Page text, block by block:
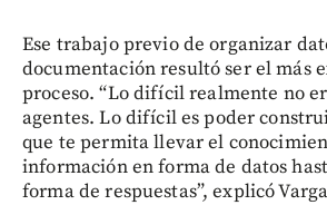
Ese trabajo previo de organizar
documentación resultó ser el más
proceso. “Lo difícil realmente no
agentes. Lo difícil es poder
que te permita llevar el
información en forma de datos
forma de respuestas”, explicó